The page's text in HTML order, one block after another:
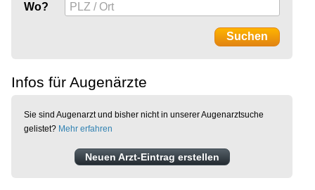
Wo?
Infos für Augenärzte
Sie sind Augenarzt und bisher nicht in unserer Augenarztsuche
gelistet? Mehr erfahren
Neuen Arzt-Eintrag erstellen